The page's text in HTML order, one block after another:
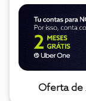
Oferta de